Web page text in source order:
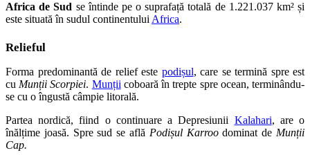
Africa de Sud se întinde pe o suprafață totală de 1.221.037 km² și
este situată în sudul continentului Africa.
Relieful
Forma predominantă de relief este podișul, care se termină spre est
cuMunții Scorpiei. Munțiicoboară în trepte spre ocean, terminându-
se cu o îngustă câmpie litorală.
Partea nordică, fiind o continuare a Depresiunii Kalahari, are o
înălțime joasă. Spre sud se află Podișul Karroodominat deMunții
Cap.